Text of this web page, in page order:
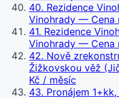
40. Rezidence
Vinohrady — Cena
41. Rezidence
Vinohrady — Cena
42. Nově
Žižkovskou věž
Kč / měsíc
43. Pronájem